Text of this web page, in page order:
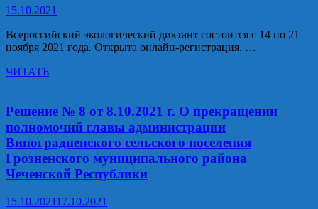
15.10.2021
Всероссийский экологический диктант состоится с 14 по 21
ноября 2021 года. Открыта онлайн-регистрация. …
Всероссийский
ЧИТАТЬ
Решение № 8 от 8.10.2021 г. О прекращении
полномочий главы администрации
Виноградненского сельского поселения
Грозненского муниципального района
Чеченской Республики
15.10.202117.10.2021